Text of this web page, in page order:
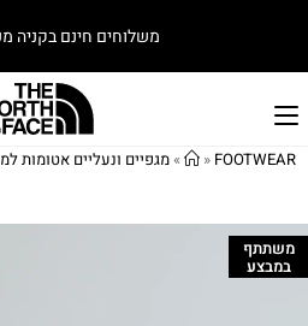
משלוחים חינם בקניה מעל 249
» FOOTWEAR
»מגפיים ונעליים אטומות
משתתף
במבצע